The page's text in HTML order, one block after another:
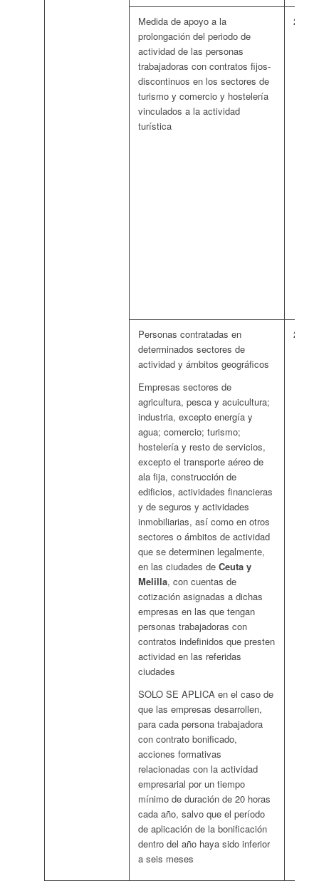
Medida de apoyo a la
prolongación del periodo de
actividad de las personas
trabajadoras con contratos fijos-
discontinuos en los sectores de
turismo y comercio y hostelería
vinculados a la actividad
turística
262
Personas contratadas en
determinados sectores de
actividad y ámbitos geográficos
Empresas sectores de
agricultura, pesca y acuicultura;
industria, excepto energía y
agua; comercio; turismo;
hostelería y resto de servicios,
excepto el transporte aéreo de
ala fija, construcción de
edificios, actividades financieras
y de seguros y actividades
inmobiliarias, así como en otros
sectores o ámbitos de actividad
que se determinen legalmente,
en las ciudades deCeuta y
Melilla, con cuentas de
cotización asignadas a dichas
empresas en las que tengan
personas trabajadoras con
contratos indefinidos que presten
actividad en las referidas
ciudades
SOLO SE APLICA en el caso de
que las empresas desarrollen,
para cada persona trabajadora
con contrato bonificado,
acciones formativas
relacionadas con la actividad
empresarial por un tiempo
mínimo de duración de 20 horas
cada año, salvo que el período
de aplicación de la bonificación
dentro del año haya sido inferior
a seis meses
262